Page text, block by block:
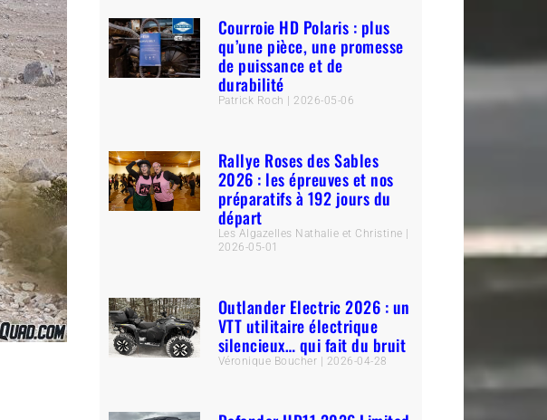
Courroie HD Polaris : plus
qu’une pièce, une promesse
de puissance et de
durabilité
Patrick Roch 2026-05-06
Rallye Roses des Sables
2026 : les épreuves et nos
préparatifs à 192 jours du
départ
Les Algazelles Nathalie et Christine
2026-05-01
Outlander Electric 2026 : un
VTT utilitaire électrique
silencieux… qui fait du bruit
Véronique Boucher 2026-04-28